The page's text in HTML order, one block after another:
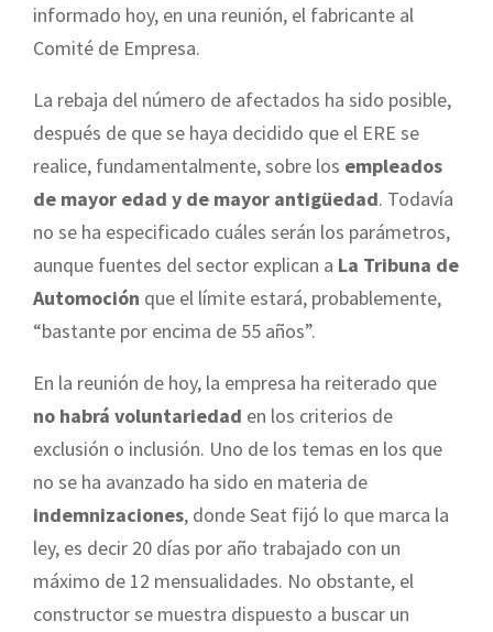
informado hoy, en una reunión, el fabricante al
Comité de Empresa.
La rebaja del número de afectados ha sido posible,
después de que se haya decidido que el ERE se
realice, fundamentalmente, sobre los empleados
de mayor edad y de mayor antigüedad. Todavía
no se ha especificado cuáles serán los parámetros,
aunque fuentes del sector explican a La Tribuna de
Automoción que el límite estará, probablemente,
“bastante por encima de 55 años”.
En la reunión de hoy, la empresa ha reiterado que
no habrá voluntariedad en los criterios de
exclusión o inclusión. Uno de los temas en los que
no se ha avanzado ha sido en materia de
indemnizaciones, donde Seat fijó lo que marca la
ley, es decir 20 días por año trabajado con un
máximo de 12 mensualidades. No obstante, el
constructor se muestra dispuesto a buscar un